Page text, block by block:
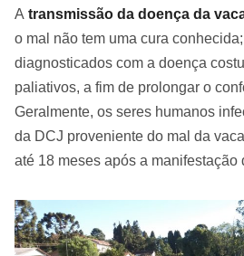
A transmissão da doença da
o mal não tem uma cura
diagnosticados com a doença
paliativos, a fim de prolongar o
Geralmente, os seres humanos
da DCJ proveniente do mal da
até 18 meses após a manifestação